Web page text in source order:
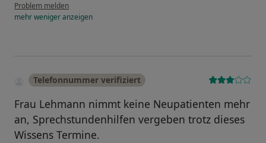
Problem melden
mehrwenigeranzeigen
Telefonnummer verifiziert
Frau Lehmann nimmt keine Neupatienten mehr
an, Sprechstundenhilfen vergeben trotz dieses
Wissens Termine.